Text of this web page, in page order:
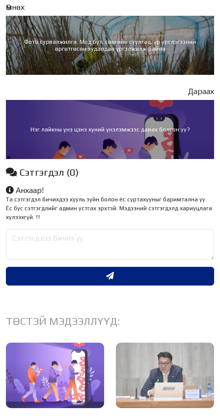
Өмнөх
Фото сурвалжилга: Мод бут, сөөгийн суулгац, үр үрслэгээний
өргөтгөсөн худалдаа үргэлжилж байна
Дараах
Нэг лайкны үнэ цэнэ хүний үнэлэмжээс давах болсон уу?
Сэтгэгдэл (0)
Анхаар!
Та сэтгэгдэл бичихдээ хууль зүйн болон ёс суртахууныг баримтална уу.
Ёс бус сэтгэгдлийг админ устгах эрхтэй. Мэдээний сэтгэгдэлд хариуцлага
хүлээхгүй. !!!
ТӨСТЭЙ МЭДЭЭЛЛҮҮД: